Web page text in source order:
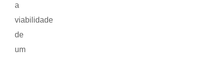
a
viabilidade
de
um